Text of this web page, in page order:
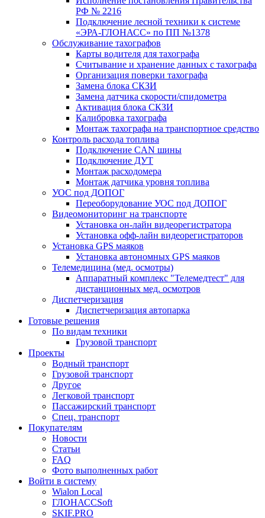
РФ № 2216
Подключение лесной техники к системе
«ЭРА-ГЛОНАСС» по ПП №1378
Обслуживание тахографов
Карты водителя для тахографа
Считывание и хранение данных с тахографа
Организация поверки тахографа
Замена блока СКЗИ
Замена датчика скорости/спидометра
Активация блока СКЗИ
Калибровка тахографа
Монтаж тахографа на транспортное средство
Контроль расхода топлива
Подключение CAN шины
Подключение ДУТ
Монтаж расходомера
Монтаж датчика уровня топлива
УОС под ДОПОГ
Переоборудование УОС под ДОПОГ
Видеомониторинг на транспорте
Установка он-лайн видеорегистратора
Установка офф-лайн видеорегистраторов
Установка GPS маяков
Установка автономных GPS маяков
Телемедицина (мед. осмотры)
Аппаратный комплекс "Телемедтест" для
дистанционных мед. осмотров
Диспетчеризация
Диспетчеризация автопарка
Готовые решения
По видам техники
Грузовой транспорт
Проекты
Водный транспорт
Грузовой транспорт
Другое
Легковой транспорт
Пассажирский транспорт
Спец. транспорт
Покупателям
Новости
Статьи
FAQ
Фото выполненных работ
Войти в систему
Wialon Local
ГЛОНАССSoft
SKIF.PRO